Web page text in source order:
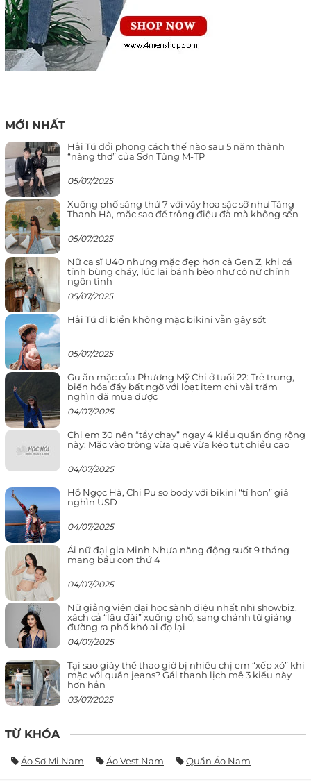
MỚI NHẤT
Hải Tú đổi phong cách thế nào sau 5 năm thành
“nàng thơ” của Sơn Tùng M-TP
05/07/2025
Xuống phố sáng thứ 7 với váy hoa sặc sỡ như Tăng
Thanh Hà, mặc sao để trông điệu đà mà không sến
05/07/2025
Nữ ca sĩ U40 nhưng mặc đẹp hơn cả Gen Z, khi cá
tính bùng cháy, lúc lại bánh bèo như cô nữ chính
ngôn tình
05/07/2025
Hải Tú đi biển không mặc bikini vẫn gây sốt
05/07/2025
Gu ăn mặc của Phương Mỹ Chi ở tuổi 22: Trẻ trung,
biến hóa đầy bất ngờ với loạt item chỉ vài trăm
nghìn đã mua được
04/07/2025
Chị em 30 nên “tẩy chay” ngay 4 kiểu quần ống rộng
này: Mặc vào trông vừa quê vừa kéo tụt chiều cao
04/07/2025
Hồ Ngọc Hà, Chi Pu so body với bikini “tí hon” giá
nghìn USD
04/07/2025
Ái nữ đại gia Minh Nhựa năng động suốt 9 tháng
mang bầu con thứ 4
04/07/2025
Nữ giảng viên đại học sành điệu nhất nhì showbiz,
xách cả “lâu đài” xuống phố, sang chảnh từ giảng
đường ra phố khó ai đọ lại
04/07/2025
Tại sao giày thể thao giờ bị nhiều chị em “xếp xó” khi
mặc với quần jeans? Gái thanh lịch mê 3 kiểu này
hơn hẳn
03/07/2025
TỪ KHÓA
Áo Sơ Mi Nam Áo Vest Nam Quần Áo Nam